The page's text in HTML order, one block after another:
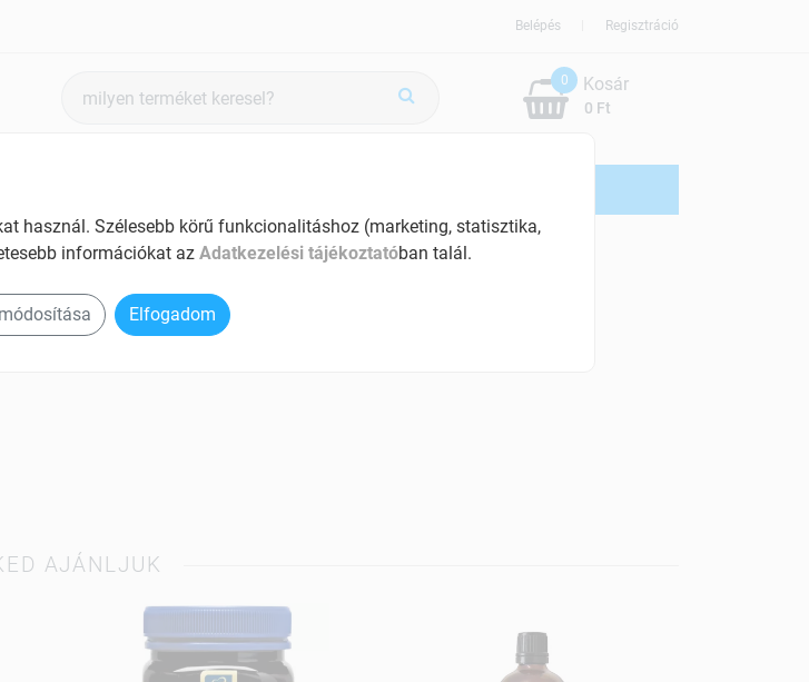
Regisztráció
Belépés
keresés
0
0 Ft
Kosár
AJÁNLJUK
használ. Szélesebb körű funkcionalitáshoz (marketing, statisztika,
információkat az Adatkezelési tájékoztatóban talál.
Elfogadom